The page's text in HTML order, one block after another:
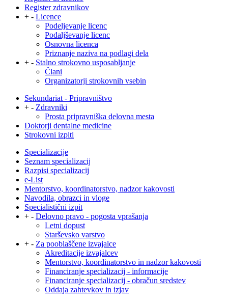
Register zdravnikov
+ - Licence
Podeljevanje licenc
Podaljševanje licenc
Osnovna licenca
Priznanje naziva na podlagi dela
+ - Stalno strokovno usposabljanje
Člani
Organizatorji strokovnih vsebin
Sekundariat - Pripravništvo
+ - Zdravniki
Prosta pripravniška delovna mesta
Doktorji dentalne medicine
Strokovni izpiti
Specializacije
Seznam specializacij
Razpisi specializacij
e-List
Mentorstvo, koordinatorstvo, nadzor kakovosti
Navodila, obrazci in vloge
Specialistični izpit
+ - Delovno pravo - pogosta vprašanja
Letni dopust
Starševsko varstvo
+ - Za pooblaščene izvajalce
Akreditacije izvajalcev
Mentorstvo, koordinatorstvo in nadzor kakovosti
Financiranje specializacij - informacije
Financiranje specializacij - obračun sredstev
Oddaja zahtevkov in izjav